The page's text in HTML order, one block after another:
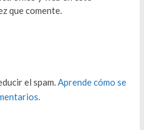
que comente.
el spam.Aprende cómo se